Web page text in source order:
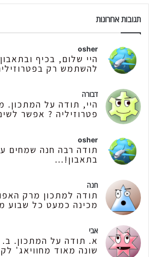
תגובות אחרונות
osher
היי שלום, בכיף
להשתמש רק
דבורה
היי, תודה על המתכון.
פטרוזיליה ? אפשר
osher
תודה רבה חנה שמחים
בתאבון!...
חנה
תודה למתכון מרק
מכינה כמעט כל שבוע
אבי
א. תודה על המתכון. ב.
שונה מאוד מחוויאג'